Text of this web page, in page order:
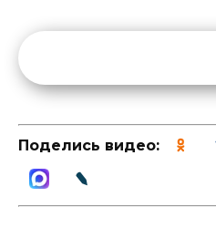
Поделись видео: